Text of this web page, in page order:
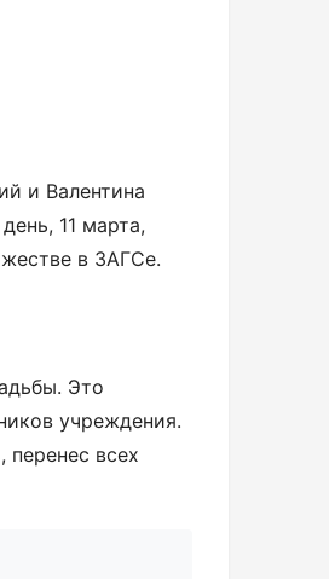
и Валентина
11 марта,
в ЗАГСе.
Это
учреждения.
перенес всех